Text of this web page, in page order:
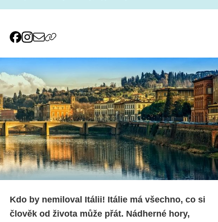
Kdo by nemiloval Itálii! Itálie má všechno, co si
člověk od života může přát. Nádherné hory,